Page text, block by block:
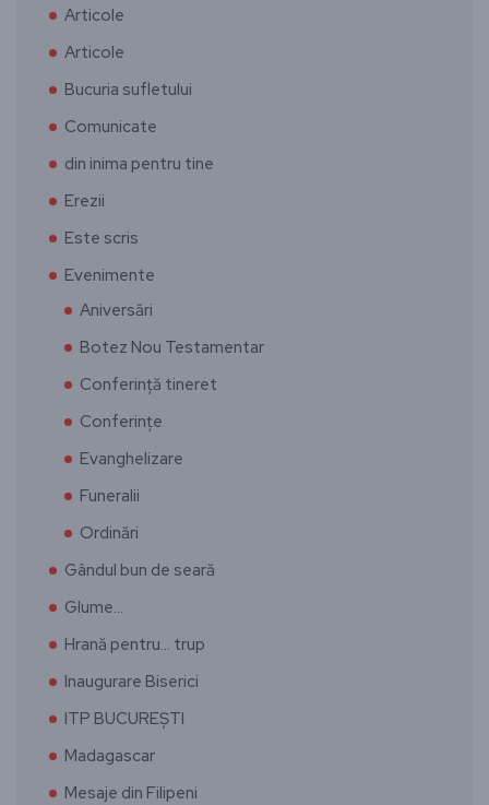
Articole
Articole
Bucuria sufletului
Comunicate
din inima pentru tine
Erezii
Este scris
Evenimente
Aniversări
Botez Nou Testamentar
Conferință tineret
Conferințe
Evanghelizare
Funeralii
Ordinări
Gândul bun de seară
Glume…
Hrană pentru… trup
Inaugurare Biserici
ITP BUCUREȘTI
Madagascar
Mesaje din Filipeni